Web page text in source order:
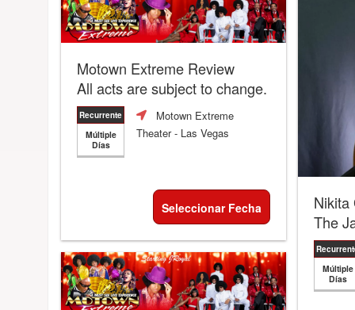
Motown Extreme Review
All acts are subject to change.
Recurrente
Múltiple
Días
Motown Extreme
Theater- Las Vegas
Seleccionar Fecha
Nikita
The
Múltiple
Días